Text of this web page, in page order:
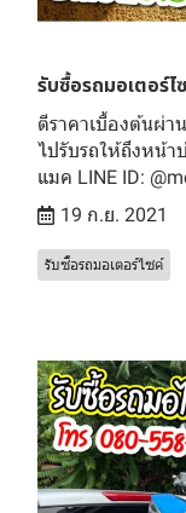
รับซื้อรถมอเตอร์
ตีราคาเบื้องต้นผ่า
ไปรับรถให้ถึงหน้า
แมค LINE ID:
19 ก.ย. 2021
รับซื้อรถมอเตอร์ไซค์